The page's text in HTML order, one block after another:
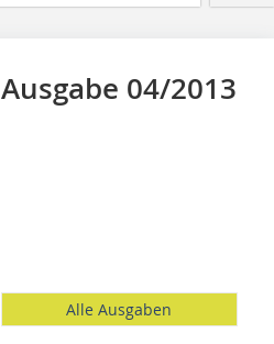
Ausgabe 04/2013
Alle Ausgaben